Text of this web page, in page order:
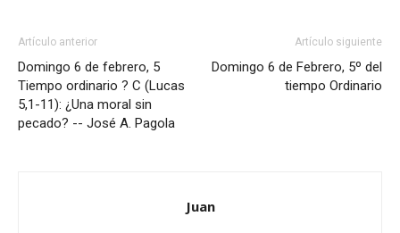
Artículo anterior
Domingo 6 de febrero, 5
Tiempo ordinario ? C (Lucas
5,1-11): ¿Una moral sin
pecado? -- José A. Pagola
Artículo siguiente
Domingo 6 de Febrero, 5º del
tiempo Ordinario
Juan